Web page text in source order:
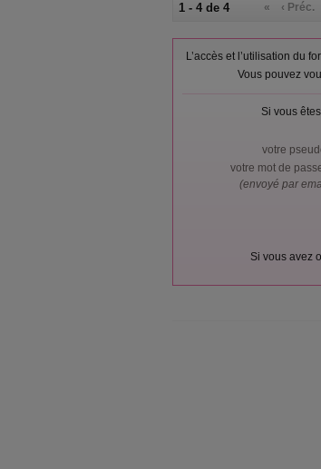
1 - 4 de 4 « ‹ Préc.
L’accès et l’utilisation du
Vous pouvez
Si vous
votre
votre mot de
(envoyé par
Si vous avez